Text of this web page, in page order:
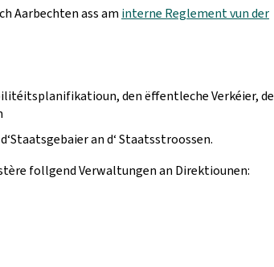
Aarbechten ass am interne Reglement vun der
den ëffentleche Verkéier, de
an d‘ Staatsstroossen.
follgend Verwaltungen an Direktiounen: